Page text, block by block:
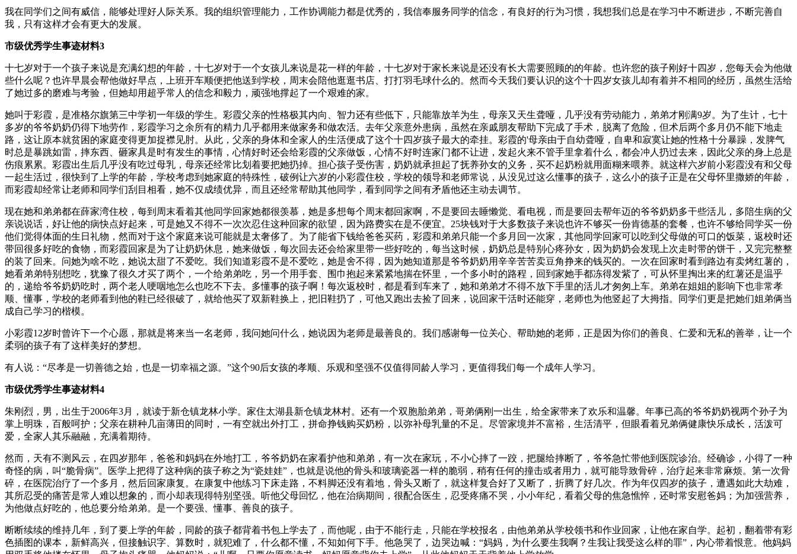
我在同学们之间有威信，能够处理好人际关系。我的组织管理能力，工作协调能力都是优秀的，我信奉服务同学的信念，有良好的行为习惯，我想我们总是在学习中不断进步，不断完善自
我，只有这样才会有更大的发展。
市级优秀学生事迹材料3
十七岁对于一个孩子来说是充满幻想的年龄，十七岁对于一个女孩儿来说是花一样的年龄，十七岁对于家长来说是还没有长大需要照顾的的年龄。也许您的孩子刚好十四岁，您每天会为他做
些什么呢？也许早晨会帮他做好早点，上班开车顺便把他送到学校，周末会陪他逛逛书店、打打羽毛球什么的。然而今天我们要认识的这个十四岁女孩儿却有着并不相同的经历，虽然生活给
了她过多的磨难与考验，但她却用超乎常人的信念和毅力，顽强地撑起了一个艰难的家。
她叫于彩霞，是准格尔旗第三中学初一年级的学生。彩霞父亲的性格极其内向、智力还有些低下，只能靠放羊为生，母亲又天生聋哑，几乎没有劳动能力，弟弟才刚满9岁。为了生计，七十
多岁的爷爷奶奶仍得下地劳作，彩霞学习之余所有的精力几乎都用来做家务和做农活。去年父亲意外患病，虽然在亲戚朋友帮助下完成了手术，脱离了危险，但术后两个多月仍不能下地走
路，这让原本就贫困的家庭变得更加捉襟见肘。从此，父亲的身体和全家人的生活便成了这个十四岁孩子最大的牵挂。彩霞的'母亲由于自幼聋哑，自卑和寂寞让她的性格十分暴躁，发脾气
时总是暴跳如雷，摔东西、砸家具是时有发生的事情，心情好时还会给彩霞的父亲做饭，心情不好时连家门都不让进，发起火来不管手里拿着什么，都会冲人扔过去来，因此父亲的身上总是
伤痕累累。彩霞出生后几乎没有吃过母乳，母亲还经常比划着要把她扔掉。担心孩子受伤害，奶奶就承担起了抚养孙女的义务，买不起奶粉就用面糊来喂养。就这样六岁前小彩霞没有和父母
一起生活过，很快到了上学的年龄，学校考虑到她家庭的特殊性，破例让六岁的小彩霞住校，学校的领导和老师常说，从没见过这么懂事的孩子，这么小的孩子正是在父母怀里撒娇的年龄，
而彩霞却经常让老师和同学们刮目相看，她不仅成绩优异，而且还经常帮助其他同学，看到同学之间有矛盾他还主动去调节。
现在她和弟弟都在薛家湾住校，每到周末看着其他同学回家她都很羡慕，她是多想每个周末都回家啊，不是要回去睡懒觉、看电视，而是要回去帮年迈的爷爷奶奶多干些活儿，多陪生病的父
亲说说话，好让他的病快点好起来，可是她又不得不一次次忍住这种回家的欲望，因为路费实在是不便宜。25块钱对于大多数孩子来说也许不够买一份肯德基的套餐，也许不够给同学买一份
他们觉得体面的生日礼物，然而对于这个家庭来说可能就是太奢侈了。为了能省下钱给爸爸买药，彩霞和弟弟只能一个多月回一次家，其他同学回家可以吃到父母做的可口的饭菜，返校时还
带回很多好吃的食物，而彩霞回家是为了让奶奶休息，她来做饭，每次回去还会给家里带一些好吃的，每当这时候，奶奶总是特别心疼孙女，因为奶奶会发现上次走时带的饼干，又完完整整
的装了回来。问她为啥不吃，她说太甜了不爱吃。我们知道彩霞不是不爱吃，她是舍不得，因为她知道那是爷爷奶奶用辛辛苦苦卖豆角挣来的钱买的。一次在回家时看到路边有卖烤红薯的，
她看弟弟特别想吃，犹豫了很久才买了两个，一个给弟弟吃，另一个用手套、围巾抱起来紧紧地揣在怀里，一个多小时的路程，回到家她手都冻得发紫了，可从怀里掏出来的红薯还是温乎
的，递给爷爷奶奶吃时，两个老人哽咽地怎么也吃不下去。多懂事的孩子啊！每次返校时，都是看到车来了，她和弟弟才不得不放下手里的活儿才匆匆上车。弟弟在姐姐的影响下也非常孝
顺、懂事，学校的老师看到他的鞋已经很破了，就给他买了双新鞋换上，把旧鞋扔了，可他又跑出去捡了回来，说回家干活时还能穿，老师也为他竖起了大拇指。同学们更是把她们姐弟俩当
成自己学习的楷模。
小彩霞12岁时曾许下一个心愿，那就是将来当一名老师，我问她问什么，她说因为老师是最善良的。我们感谢每一位关心、帮助她的老师，正是因为你们的善良、仁爱和无私的善举，让一个
柔弱的孩子有了这样美好的梦想。
有人说：“尽孝是一切善德之始，也是一切幸福之源。”这个90后女孩的孝顺、乐观和坚强不仅值得同龄人学习，更值得我们每一个成年人学习。
市级优秀学生事迹材料4
朱刚烈，男，出生于2006年3月，就读于新仓镇龙林小学。家住太湖县新仓镇龙林村。还有一个双胞胎弟弟，哥弟俩刚一出生，给全家带来了欢乐和温馨。年事已高的爷爷奶奶视两个孙子为
掌上明珠，百般呵护；父亲在耕种几亩薄田的同时，一有空就出外打工，拼命挣钱购买奶粉，以弥补母乳量的不足。尽管家境并不富裕，生活清平，但眼看着兄弟俩健康快乐成长，活泼可
爱，全家人其乐融融，充满着期待。
然而，天有不测风云，在四岁那年，爸爸和妈妈在外地打工，爷爷奶奶在家看护他和弟弟，有一次在家玩，不小心摔了一跤，把腿给摔断了，爷爷急忙带他到医院诊治。经确诊，小得了一种
奇怪的病，叫“脆骨病”。医学上把得了这种病的孩子称之为“瓷娃娃”，也就是说他的骨头和玻璃瓷器一样的脆弱，稍有任何的撞击或者用力，就可能导致骨碎，治疗起来非常麻烦。第一次骨
碎，在医院治疗了一个多月，然后回家康复。在康复中他练习下床走路，不料脚还没有着地，骨头又断了，就这样复合好了又断了，折腾了好几次。作为年仅四岁的孩子，遭遇如此大劫难，
其所忍受的痛苦是常人难以想象的，而小却表现得特别坚强。听他父母回忆，他在治病期间，很配合医生，忍受疼痛不哭，小小年纪，看着父母的焦急憔悴，还时常安慰爸妈；为加强营养，
为他做点好吃的，他总要分给弟弟。是一个要强、懂事、善良的孩子。
断断续续的维持几年，到了要上学的年龄，同龄的孩子都背着书包上学去了，而他呢，由于不能行走，只能在学校报名，由他弟弟从学校领书和作业回家，让他在家自学。起初，翻着带有彩
色插图的课本，新鲜高兴，但接触识字、算数时，就犯难了，什么都不懂，不知如何下手。他急哭了，边哭边喊：“妈妈，为什么要生我啊？生我让我受这么样的罪”，内心带着恨意。他妈妈